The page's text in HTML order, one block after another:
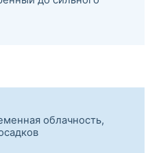
облачность,